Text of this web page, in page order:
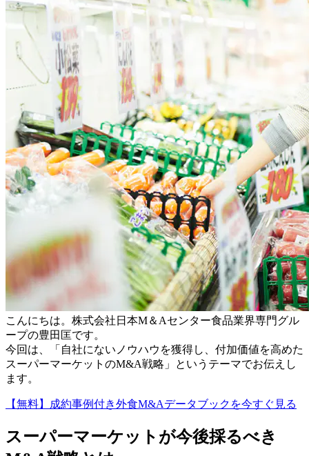
4-1.著者
こんにちは。株式会社日本М＆Aセンター食品業界専門グル
ープの豊田匡です。
今回は、「自社にないノウハウを獲得し、付加価値を高めた
スーパーマーケットのM&A戦略」というテーマでお伝えし
ます。
【無料】成約事例付き外食M&Aデータブックを今すぐ見る
スーパーマーケットが今後採るべき